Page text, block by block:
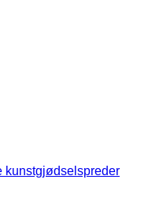
kunstgjødselspreder